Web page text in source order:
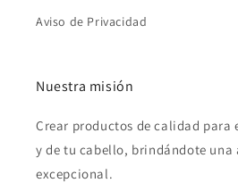
Aviso de Privacidad
Nuestra misión
Crear productos de calidad para
y de tu cabello, brindándote una
excepcional.